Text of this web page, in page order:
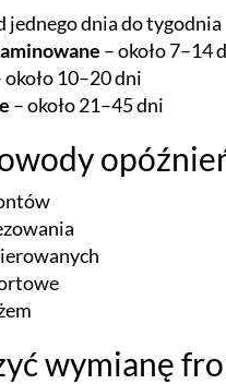
jednego dnia do tygodnia
– około 7–14
około 10–20 dni
– około 21–45 dni
wymianę